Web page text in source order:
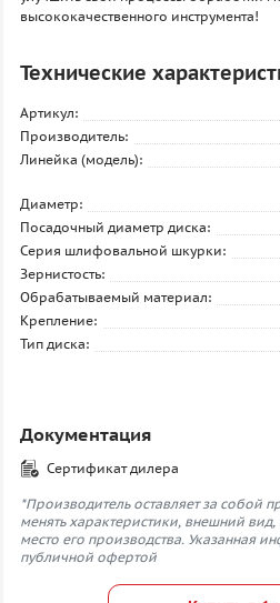
высококачественного инструмента!
Технические
Артикул:
Производитель:
Линейка (модель):
Диаметр:
Посадочный диаметр диска:
Серия шлифовальной шкурки:
Зернистость:
Обрабатываемый материал:
Крепление:
Тип диска:
Документация
Сертификат дилера
*Производитель оставляет за собой
менять характеристики, внешний
место его производства. Указанная
публичной офертой